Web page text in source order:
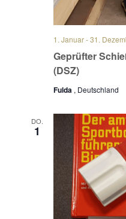
Geprüfter
(DSZ)
1. Januar-31.
Fulda , Deutschland
DO.
1